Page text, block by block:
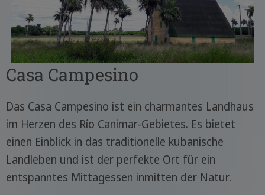
Casa Campesino
Das Casa Campesino ist ein charmantes Landhaus
im Herzen des Río Canimar-Gebietes. Es bietet
einen Einblick in das traditionelle kubanische
Landleben und ist der perfekte Ort für ein
entspanntes Mittagessen inmitten der Natur.